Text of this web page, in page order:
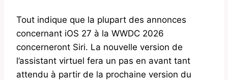
Tout indique que la plupart des annonces
concernant iOS 27 à la WWDC 2026
concerneront Siri. La nouvelle version de
l’assistant virtuel fera un pas en avant tant
attendu à partir de la prochaine version du